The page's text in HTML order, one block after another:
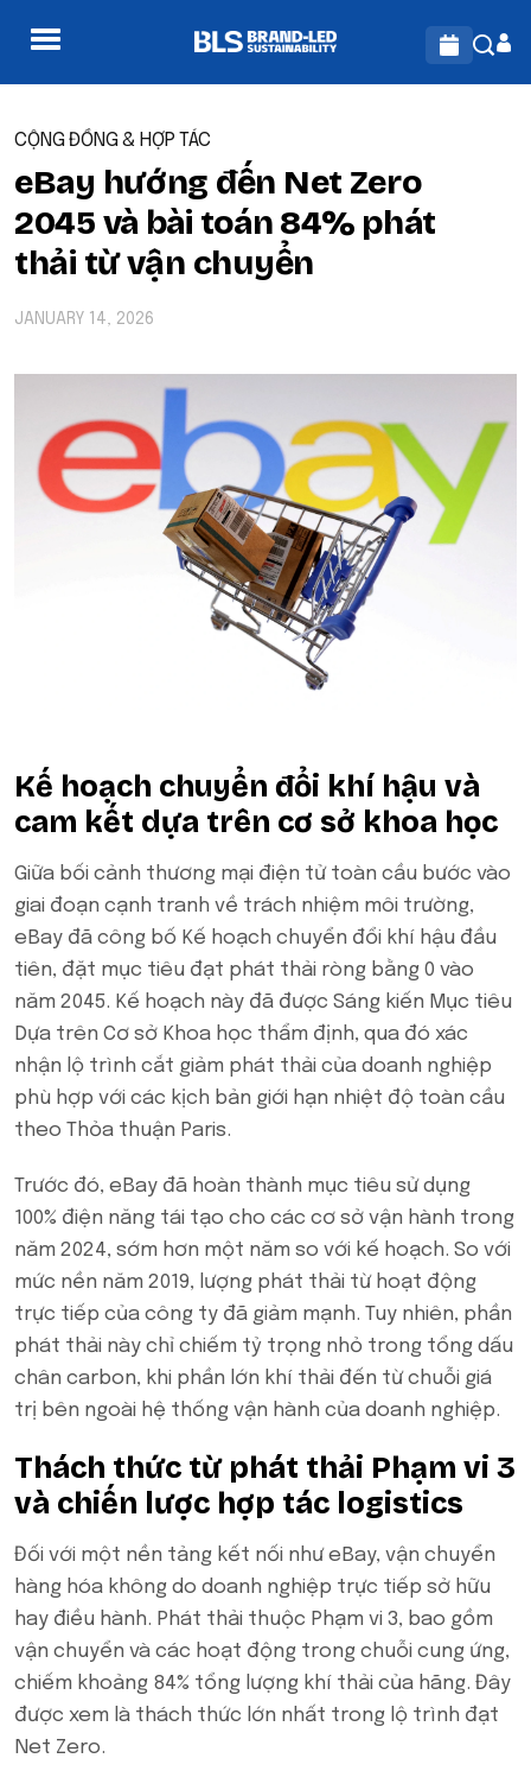
CỘNG ĐỒNG & HỢP TÁC
eBay hướng đến Net Zero
2045 và bài toán 84% phát
thải từ vận chuyển
JANUARY 14, 2026
Kế hoạch chuyển đổi khí hậu và
cam kết dựa trên cơ sở khoa học
Giữa bối cảnh thương mại điện tử toàn cầu bước vào
giai đoạn cạnh tranh về trách nhiệm môi trường,
eBay đã công bố Kế hoạch chuyển đổi khí hậu đầu
tiên, đặt mục tiêu đạt phát thải ròng bằng 0 vào
năm 2045. Kế hoạch này đã được Sáng kiến Mục tiêu
Dựa trên Cơ sở Khoa học thẩm định, qua đó xác
nhận lộ trình cắt giảm phát thải của doanh nghiệp
phù hợp với các kịch bản giới hạn nhiệt độ toàn cầu
theo Thỏa thuận Paris.
Trước đó, eBay đã hoàn thành mục tiêu sử dụng
100% điện năng tái tạo cho các cơ sở vận hành trong
năm 2024, sớm hơn một năm so với kế hoạch. So với
mức nền năm 2019, lượng phát thải từ hoạt động
trực tiếp của công ty đã giảm mạnh. Tuy nhiên, phần
phát thải này chỉ chiếm tỷ trọng nhỏ trong tổng dấu
chân carbon, khi phần lớn khí thải đến từ chuỗi giá
trị bên ngoài hệ thống vận hành của doanh nghiệp.
Thách thức từ phát thải Phạm vi 3
và chiến lược hợp tác logistics
Đối với một nền tảng kết nối như eBay, vận chuyển
hàng hóa không do doanh nghiệp trực tiếp sở hữu
hay điều hành. Phát thải thuộc Phạm vi 3, bao gồm
vận chuyển và các hoạt động trong chuỗi cung ứng,
chiếm khoảng 84% tổng lượng khí thải của hãng. Đây
được xem là thách thức lớn nhất trong lộ trình đạt
Net Zero.